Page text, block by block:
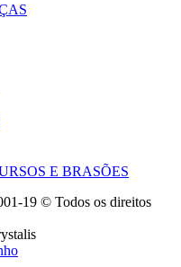
E BRASÕES
19 © Todos os direitos